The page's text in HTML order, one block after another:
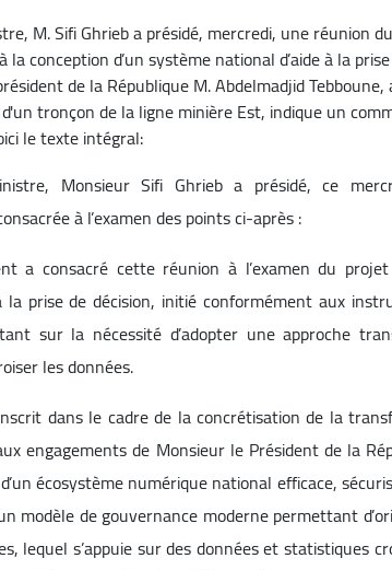
M. Sifi Ghrieb a présidé, mercredi, une réunion
conception d’un système national d’aide à la
de la République M. Abdelmadjid Tebboune,
tronçon de la ligne minière Est, indique un
le texte intégral:
Monsieur Sifi Ghrieb a présidé, ce
à l’examen des points ci-après :
a consacré cette réunion à l’examen du
la prise de décision, initié conformément aux
sur la nécessité d’adopter une approche
les données.
dans le cadre de la concrétisation de la
engagements de Monsieur le Président de la
écosystème numérique national efficace,
modèle de gouvernance moderne permettant
lequel s’appuie sur des données et statistiques